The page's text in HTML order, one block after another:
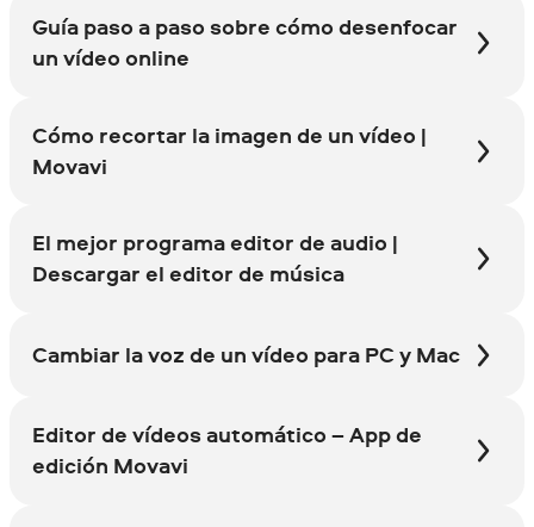
Guía paso a paso sobre cómo desenfocar
un vídeo online
Cómo recortar la imagen de un vídeo |
Movavi
El mejor programa editor de audio |
Descargar el editor de música
Cambiar la voz de un vídeo para PC y Mac
Editor de vídeos automático – App de
edición Movavi